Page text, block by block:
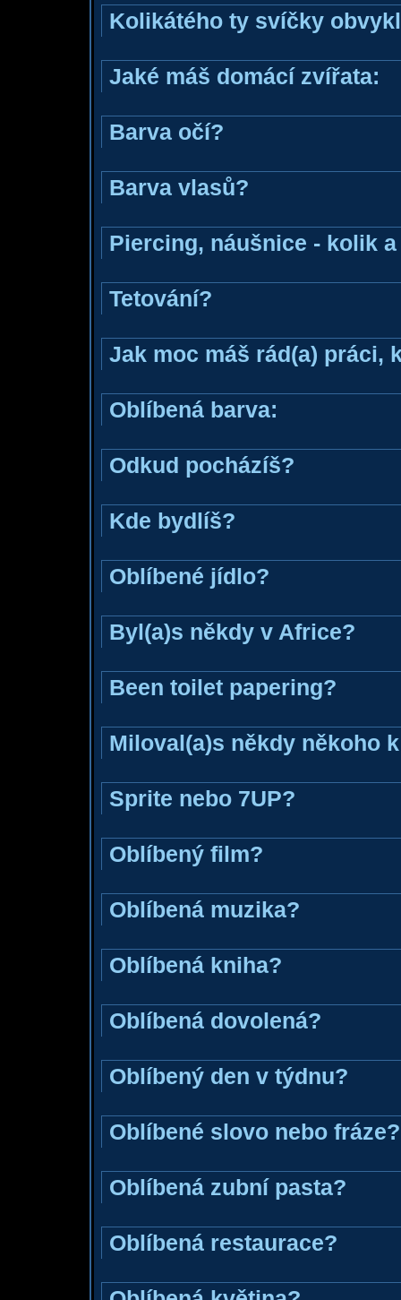
Kolikátého ty svíčky
Jaké máš domácí zvířata:
Barva očí?
Barva vlasů?
Piercing, náušnice - kolik
Tetování?
Jak moc máš rád(a) práci,
Oblíbená barva:
Odkud pocházíš?
Kde bydlíš?
Oblíbené jídlo?
Byl(a)s někdy v Africe?
Been toilet papering?
Miloval(a)s někdy někoho
Sprite nebo 7UP?
Oblíbený film?
Oblíbená muzika?
Oblíbená kniha?
Oblíbená dovolená?
Oblíbený den v týdnu?
Oblíbené slovo nebo fráze?
Oblíbená zubní pasta?
Oblíbená restaurace?